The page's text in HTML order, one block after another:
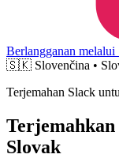
Berlangganan melalui
🇸🇰 Slovenčina •
Terjemahan Slack
Terjemahkan
Slovak